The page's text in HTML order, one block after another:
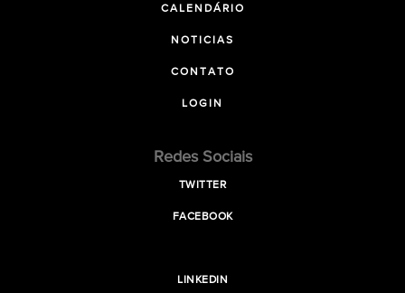
CALENDÁRIO
NOTICIAS
CONTATO
LOGIN
Redes Sociais
TWITTER
FACEBOOK
LINKEDIN